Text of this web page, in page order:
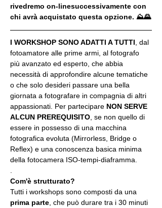
rivedremo on-linesuccessivamente con
chi avrà acquistato questa opzione. ⛰🌄
I WORKSHOP SONO ADATTI A TUTTI , dal
fotoamatore alle prime armi, al fotografo
più avanzato ed esperto, che abbia
necessità di approfondire alcune tematiche
o che solo desideri passare una bella
giornata a fotografare in compagnia di altri
appassionati. Per partecipare NON SERVE
ALCUN PREREQUISITO , se non quello di
essere in possesso di una macchina
fotografica evoluta (Mirrorless, Bridge o
Reflex) e una conoscenza basica minima
della fotocamera ISO-tempi-diaframma.
Com'è strutturato?
Tutti i workshops sono composti da una
prima parte , che può durare tra i 30 minuti